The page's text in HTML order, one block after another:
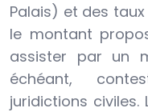
Palais) et des taux
le montant
assister par un
échéant,
juridictions civiles.